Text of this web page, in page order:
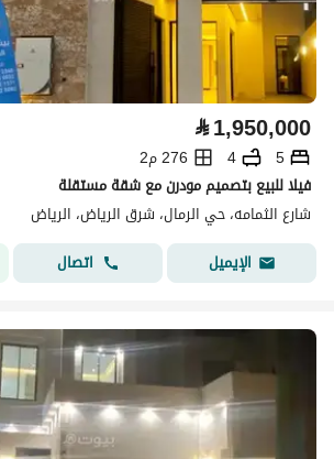
⃁1,950,000
5
4
276 م2
فيلا للبيع بتصميم مودرن مع شقة مستقلة
شارع الثمامه، حي الرمال، شرق الرياض، الرياض
الإيميل
اتصال